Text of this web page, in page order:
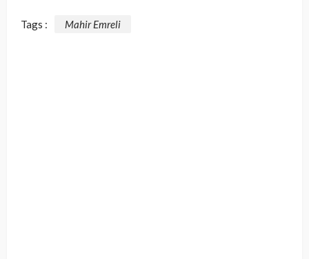
Tags : Mahir Emreli